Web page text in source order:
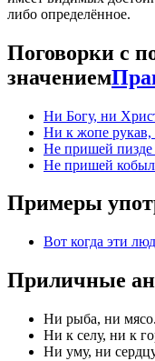
либо определённое.
Поговорки с
значением
Ни Богу, ни
Ни к жопе рукав,
Не пришей пизде
Не пришей
Примеры
Вот когда эти
Приличные
Ни рыба, ни мясо.
Ни к селу, ни к
Ни уму, ни